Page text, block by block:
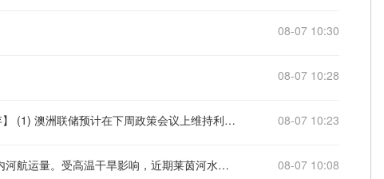
08-07 10:30
08-07 10:28
【汇丰：澳洲联储下周料按兵不动但保持偏鹰立场，核心通胀降速慢令加息风险犹存】 (1) 澳洲联储预计在下周政策会议上维持利率不变，但将保持偏紧缩的政策立场，并警告不能排除进一步加息的可能性，因通胀率仍高于目标水平。 (2) 汇丰首席经济学家Paul Bloxham表示，当前周期中央行完全转向还为时过早，核心通胀率下降速度不够快，2026年下半年再次加息的风险依然存在。 (3) 他指出，央行委员会对数据超出预期的容忍度将很低，若后续经济数据强于预期，可能触发进一步收紧政策。 08-07 10:23
【莱茵河旱情冲击德国工业】 莱茵河流经德国工业核心地带，承载着德国约80%的内河航运量。受高温干旱影响，近期莱茵河水位持续走低。德国联邦水路与航运管理局数据显示，6日，莱茵河咽喉要道——考布河段通航水深已打破2018年创下的历史最低纪录。同一天，德国交通部长斯特芬·比尔格召集企业高管、航运公司及港口负责人磋商对策。他表示，短期将研究保障运输的方案，长期则包括疏浚航道、改善航运条件等。德国商业银行等机构也警告，若水位继续下降，德国内河航运成本可能继续升高，供应链中断和工业减产风险将进一步上升。（央视） 08-07 10:08